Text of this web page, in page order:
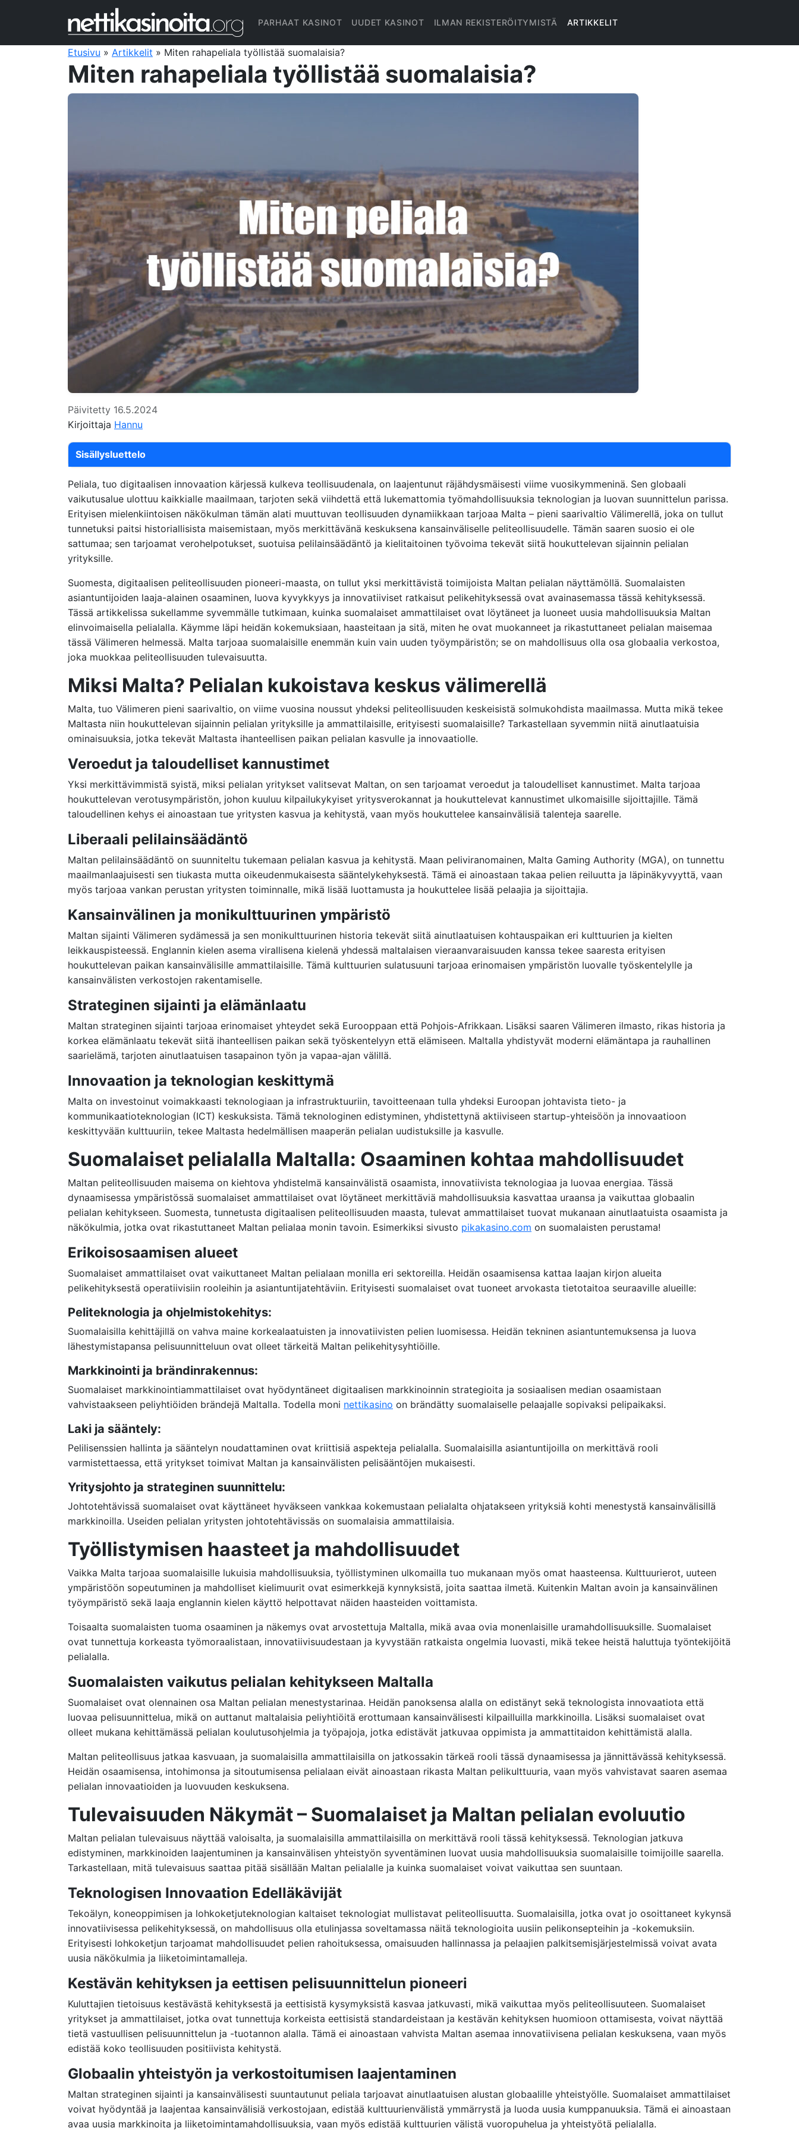
PARHAAT KASINOT UUDET KASINOT ILMAN REKISTERÖITYMISTÄ ARTIKKELIT
Etusivu » Artikkelit » Miten rahapeliala työllistää suomalaisia?
Miten rahapeliala työllistää suomalaisia?
Päivitetty 16.5.2024
Kirjoittaja Hannu
Sisällysluettelo
Peliala, tuo digitaalisen innovaation kärjessä kulkeva teollisuudenala, on laajentunut räjähdysmäisesti viime vuosikymmeninä. Sen globaali
vaikutusalue ulottuu kaikkialle maailmaan, tarjoten sekä viihdettä että lukemattomia työmahdollisuuksia teknologian ja luovan suunnittelun parissa.
Erityisen mielenkiintoisen näkökulman tämän alati muuttuvan teollisuuden dynamiikkaan tarjoaa Malta – pieni saarivaltio Välimerellä, joka on tullut
tunnetuksi paitsi historiallisista maisemistaan, myös merkittävänä keskuksena kansainväliselle peliteollisuudelle. Tämän saaren suosio ei ole
sattumaa; sen tarjoamat verohelpotukset, suotuisa pelilainsäädäntö ja kielitaitoinen työvoima tekevät siitä houkuttelevan sijainnin pelialan
yrityksille.
Suomesta, digitaalisen peliteollisuuden pioneeri-maasta, on tullut yksi merkittävistä toimijoista Maltan pelialan näyttämöllä. Suomalaisten
asiantuntijoiden laaja-alainen osaaminen, luova kyvykkyys ja innovatiiviset ratkaisut pelikehityksessä ovat avainasemassa tässä kehityksessä.
Tässä artikkelissa sukellamme syvemmälle tutkimaan, kuinka suomalaiset ammattilaiset ovat löytäneet ja luoneet uusia mahdollisuuksia Maltan
elinvoimaisella pelialalla. Käymme läpi heidän kokemuksiaan, haasteitaan ja sitä, miten he ovat muokanneet ja rikastuttaneet pelialan maisemaa
tässä Välimeren helmessä. Malta tarjoaa suomalaisille enemmän kuin vain uuden työympäristön; se on mahdollisuus olla osa globaalia verkostoa,
joka muokkaa peliteollisuuden tulevaisuutta.
Miksi Malta? Pelialan kukoistava keskus välimerellä
Malta, tuo Välimeren pieni saarivaltio, on viime vuosina noussut yhdeksi peliteollisuuden keskeisistä solmukohdista maailmassa. Mutta mikä tekee
Maltasta niin houkuttelevan sijainnin pelialan yrityksille ja ammattilaisille, erityisesti suomalaisille? Tarkastellaan syvemmin niitä ainutlaatuisia
ominaisuuksia, jotka tekevät Maltasta ihanteellisen paikan pelialan kasvulle ja innovaatiolle.
Veroedut ja taloudelliset kannustimet
Yksi merkittävimmistä syistä, miksi pelialan yritykset valitsevat Maltan, on sen tarjoamat veroedut ja taloudelliset kannustimet. Malta tarjoaa
houkuttelevan verotusympäristön, johon kuuluu kilpailukykyiset yritysverokannat ja houkuttelevat kannustimet ulkomaisille sijoittajille. Tämä
taloudellinen kehys ei ainoastaan tue yritysten kasvua ja kehitystä, vaan myös houkuttelee kansainvälisiä talenteja saarelle.
Liberaali pelilainsäädäntö
Maltan pelilainsäädäntö on suunniteltu tukemaan pelialan kasvua ja kehitystä. Maan peliviranomainen, Malta Gaming Authority (MGA), on tunnettu
maailmanlaajuisesti sen tiukasta mutta oikeudenmukaisesta sääntelykehyksestä. Tämä ei ainoastaan takaa pelien reiluutta ja läpinäkyvyyttä, vaan
myös tarjoaa vankan perustan yritysten toiminnalle, mikä lisää luottamusta ja houkuttelee lisää pelaajia ja sijoittajia.
Kansainvälinen ja monikulttuurinen ympäristö
Maltan sijainti Välimeren sydämessä ja sen monikulttuurinen historia tekevät siitä ainutlaatuisen kohtauspaikan eri kulttuurien ja kielten
leikkauspisteessä. Englannin kielen asema virallisena kielenä yhdessä maltalaisen vieraanvaraisuuden kanssa tekee saaresta erityisen
houkuttelevan paikan kansainvälisille ammattilaisille. Tämä kulttuurien sulatusuuni tarjoaa erinomaisen ympäristön luovalle työskentelylle ja
kansainvälisten verkostojen rakentamiselle.
Strateginen sijainti ja elämänlaatu
Maltan strateginen sijainti tarjoaa erinomaiset yhteydet sekä Eurooppaan että Pohjois-Afrikkaan. Lisäksi saaren Välimeren ilmasto, rikas historia ja
korkea elämänlaatu tekevät siitä ihanteellisen paikan sekä työskentelyyn että elämiseen. Maltalla yhdistyvät moderni elämäntapa ja rauhallinen
saarielämä, tarjoten ainutlaatuisen tasapainon työn ja vapaa-ajan välillä.
Innovaation ja teknologian keskittymä
Malta on investoinut voimakkaasti teknologiaan ja infrastruktuuriin, tavoitteenaan tulla yhdeksi Euroopan johtavista tieto- ja
kommunikaatioteknologian (ICT) keskuksista. Tämä teknologinen edistyminen, yhdistettynä aktiiviseen startup-yhteisöön ja innovaatioon
keskittyvään kulttuuriin, tekee Maltasta hedelmällisen maaperän pelialan uudistuksille ja kasvulle.
Suomalaiset pelialalla Maltalla: Osaaminen kohtaa mahdollisuudet
Maltan peliteollisuuden maisema on kiehtova yhdistelmä kansainvälistä osaamista, innovatiivista teknologiaa ja luovaa energiaa. Tässä
dynaamisessa ympäristössä suomalaiset ammattilaiset ovat löytäneet merkittäviä mahdollisuuksia kasvattaa uraansa ja vaikuttaa globaalin
pelialan kehitykseen. Suomesta, tunnetusta digitaalisen peliteollisuuden maasta, tulevat ammattilaiset tuovat mukanaan ainutlaatuista osaamista ja
näkökulmia, jotka ovat rikastuttaneet Maltan pelialaa monin tavoin. Esimerkiksi sivusto pikakasino.com on suomalaisten perustama!
Erikoisosaamisen alueet
Suomalaiset ammattilaiset ovat vaikuttaneet Maltan pelialaan monilla eri sektoreilla. Heidän osaamisensa kattaa laajan kirjon alueita
pelikehityksestä operatiivisiin rooleihin ja asiantuntijatehtäviin. Erityisesti suomalaiset ovat tuoneet arvokasta tietotaitoa seuraaville alueille:
Peliteknologia ja ohjelmistokehitys:
Suomalaisilla kehittäjillä on vahva maine korkealaatuisten ja innovatiivisten pelien luomisessa. Heidän tekninen asiantuntemuksensa ja luova
lähestymistapansa pelisuunnitteluun ovat olleet tärkeitä Maltan pelikehitysyhtiöille.
Markkinointi ja brändinrakennus:
Suomalaiset markkinointiammattilaiset ovat hyödyntäneet digitaalisen markkinoinnin strategioita ja sosiaalisen median osaamistaan
vahvistaakseen peliyhtiöiden brändejä Maltalla. Todella moni nettikasino on brändätty suomalaiselle pelaajalle sopivaksi pelipaikaksi.
Laki ja sääntely:
Pelilisenssien hallinta ja sääntelyn noudattaminen ovat kriittisiä aspekteja pelialalla. Suomalaisilla asiantuntijoilla on merkittävä rooli
varmistettaessa, että yritykset toimivat Maltan ja kansainvälisten pelisääntöjen mukaisesti.
Yritysjohto ja strateginen suunnittelu:
Johtotehtävissä suomalaiset ovat käyttäneet hyväkseen vankkaa kokemustaan pelialalta ohjatakseen yrityksiä kohti menestystä kansainvälisillä
markkinoilla. Useiden pelialan yritysten johtotehtävissäs on suomalaisia ammattilaisia.
Työllistymisen haasteet ja mahdollisuudet
Vaikka Malta tarjoaa suomalaisille lukuisia mahdollisuuksia, työllistyminen ulkomailla tuo mukanaan myös omat haasteensa. Kulttuurierot, uuteen
ympäristöön sopeutuminen ja mahdolliset kielimuurit ovat esimerkkejä kynnyksistä, joita saattaa ilmetä. Kuitenkin Maltan avoin ja kansainvälinen
työympäristö sekä laaja englannin kielen käyttö helpottavat näiden haasteiden voittamista.
Toisaalta suomalaisten tuoma osaaminen ja näkemys ovat arvostettuja Maltalla, mikä avaa ovia monenlaisille uramahdollisuuksille. Suomalaiset
ovat tunnettuja korkeasta työmoraalistaan, innovatiivisuudestaan ja kyvystään ratkaista ongelmia luovasti, mikä tekee heistä haluttuja työntekijöitä
pelialalla.
Suomalaisten vaikutus pelialan kehitykseen Maltalla
Suomalaiset ovat olennainen osa Maltan pelialan menestystarinaa. Heidän panoksensa alalla on edistänyt sekä teknologista innovaatiota että
luovaa pelisuunnittelua, mikä on auttanut maltalaisia peliyhtiöitä erottumaan kansainvälisesti kilpailluilla markkinoilla. Lisäksi suomalaiset ovat
olleet mukana kehittämässä pelialan koulutusohjelmia ja työpajoja, jotka edistävät jatkuvaa oppimista ja ammattitaidon kehittämistä alalla.
Maltan peliteollisuus jatkaa kasvuaan, ja suomalaisilla ammattilaisilla on jatkossakin tärkeä rooli tässä dynaamisessa ja jännittävässä kehityksessä.
Heidän osaamisensa, intohimonsa ja sitoutumisensa pelialaan eivät ainoastaan rikasta Maltan pelikulttuuria, vaan myös vahvistavat saaren asemaa
pelialan innovaatioiden ja luovuuden keskuksena.
Tulevaisuuden Näkymät – Suomalaiset ja Maltan pelialan evoluutio
Maltan pelialan tulevaisuus näyttää valoisalta, ja suomalaisilla ammattilaisilla on merkittävä rooli tässä kehityksessä. Teknologian jatkuva
edistyminen, markkinoiden laajentuminen ja kansainvälisen yhteistyön syventäminen luovat uusia mahdollisuuksia suomalaisille toimijoille saarella.
Tarkastellaan, mitä tulevaisuus saattaa pitää sisällään Maltan pelialalle ja kuinka suomalaiset voivat vaikuttaa sen suuntaan.
Teknologisen Innovaation Edelläkävijät
Tekoälyn, koneoppimisen ja lohkoketjuteknologian kaltaiset teknologiat mullistavat peliteollisuutta. Suomalaisilla, jotka ovat jo osoittaneet kykynsä
innovatiivisessa pelikehityksessä, on mahdollisuus olla etulinjassa soveltamassa näitä teknologioita uusiin pelikonsepteihin ja -kokemuksiin.
Erityisesti lohkoketjun tarjoamat mahdollisuudet pelien rahoituksessa, omaisuuden hallinnassa ja pelaajien palkitsemisjärjestelmissä voivat avata
uusia näkökulmia ja liiketoimintamalleja.
Kestävän kehityksen ja eettisen pelisuunnittelun pioneeri
Kuluttajien tietoisuus kestävästä kehityksestä ja eettisistä kysymyksistä kasvaa jatkuvasti, mikä vaikuttaa myös peliteollisuuteen. Suomalaiset
yritykset ja ammattilaiset, jotka ovat tunnettuja korkeista eettisistä standardeistaan ja kestävän kehityksen huomioon ottamisesta, voivat näyttää
tietä vastuullisen pelisuunnittelun ja -tuotannon alalla. Tämä ei ainoastaan vahvista Maltan asemaa innovatiivisena pelialan keskuksena, vaan myös
edistää koko teollisuuden positiivista kehitystä.
Globaalin yhteistyön ja verkostoitumisen laajentaminen
Maltan strateginen sijainti ja kansainvälisesti suuntautunut peliala tarjoavat ainutlaatuisen alustan globaalille yhteistyölle. Suomalaiset ammattilaiset
voivat hyödyntää ja laajentaa kansainvälisiä verkostojaan, edistää kulttuurienvälistä ymmärrystä ja luoda uusia kumppanuuksia. Tämä ei ainoastaan
avaa uusia markkinoita ja liiketoimintamahdollisuuksia, vaan myös edistää kulttuurien välistä vuoropuhelua ja yhteistyötä pelialalla.